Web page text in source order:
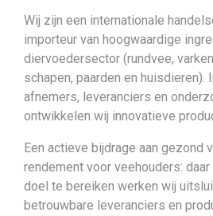
Wij zijn een internationale
importeur van hoogwaardige
diervoedersector (rundvee,
schapen, paarden en huisdieren).
afnemers, leveranciers en
ontwikkelen wij innovatieve
Een actieve bijdrage aan gezond
rendement voor veehouders:
doel te bereiken werken wij
betrouwbare leveranciers en